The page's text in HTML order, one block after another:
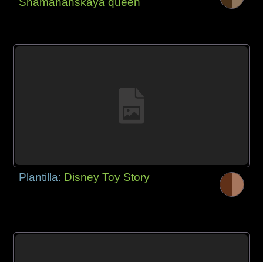
Plantilla: Disney Toy Story